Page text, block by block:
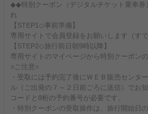
◆◆特別クーポン（デジタルチケット乗車券
れ
【STEP1◇事前準備】
専用サイトで会員登録をお願いします（す
【STEP2◇旅行前日朝9時以降】
専用サイトのマイページから特別クーポン
○ご注意○
・受取には予約完了後にＷＥＢ販売センタ
ル（ご出発の７～２日前ごろに送信）でお
コードと8桁の予約番号が必要です。
・特別クーポンの受取操作は、旅行開始日